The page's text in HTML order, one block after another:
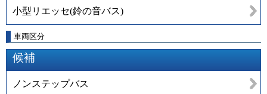
小型リエッセ(鈴の音バス)
車両区分
候補
ノンステップバス